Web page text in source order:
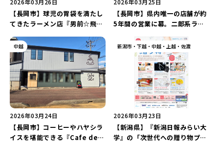
2026年03月26日
【長岡市】球児の胃袋を満たし
てきたラーメン店『男前☆飛雄
店…。
2026年03月25日
【長岡市】県内唯一の店舗が約
5年間の営業に幕。二郎系ラー
が3月29日に閉店…。
中越
2026年03月24日
【長岡市】コーヒーやハヤシラ
イスを堪能できる『Cafe de
新潟市・下越・中越・上越・佐渡
2026年03月23日
【新潟県】『新潟日報みらい大
学』の「次世代への贈り物プロ